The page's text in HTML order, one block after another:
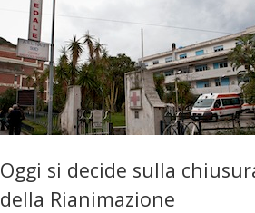
Oggi si decide sulla
della Rianimazione